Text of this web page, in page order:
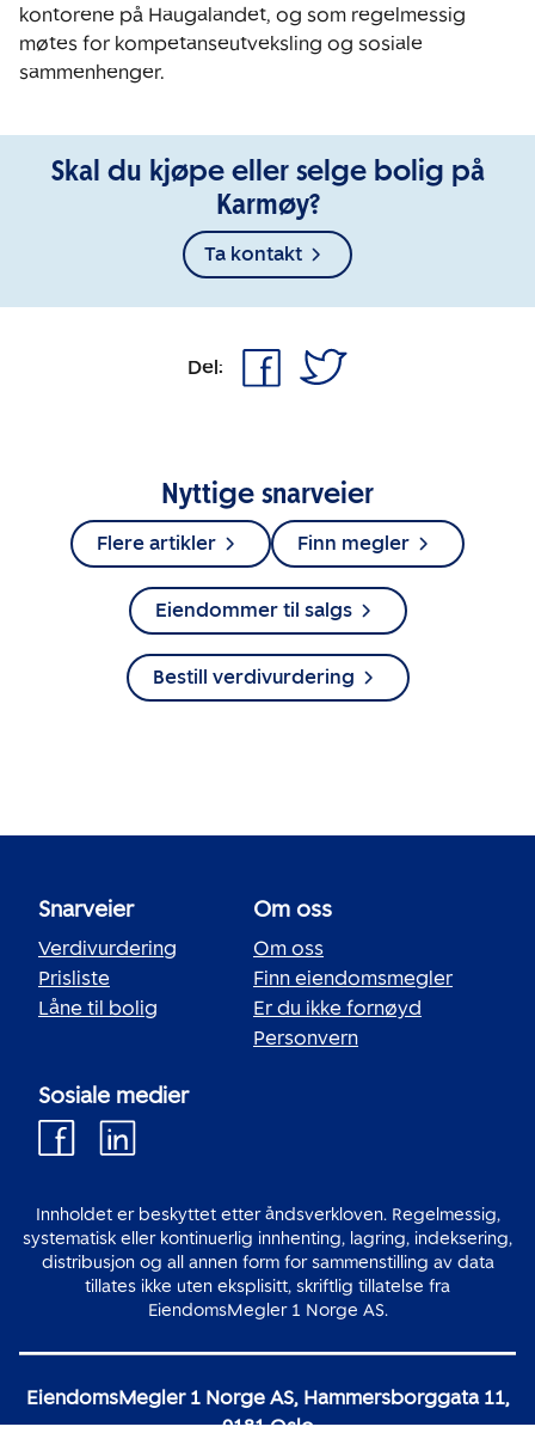
kontorene på Haugalandet, og som regelmessig
møtes for kompetanseutveksling og sosiale
sammenhenger.
Skal du kjøpe eller selge bolig på
Karmøy?
Ta kontakt
Del:
Nyttige snarveier
Flere artikler Finn megler
Eiendommer til salgs
Bestill verdivurdering
Snarveier
Verdivurdering
Prisliste
Låne til bolig
Om oss
Om oss
Finn eiendomsmegler
Er du ikke fornøyd
Personvern
Sosiale medier
Innholdet er beskyttet etter åndsverkloven. Regelmessig,
systematisk eller kontinuerlig innhenting, lagring, indeksering,
distribusjon og all annen form for sammenstilling av data
tillates ikke uten eksplisitt, skriftlig tillatelse fra
EiendomsMegler 1 Norge AS.
EiendomsMegler 1 Norge AS, Hammersborggata 11,
0181 Oslo